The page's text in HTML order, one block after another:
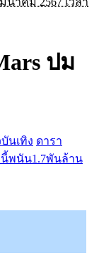
ปม
นเทิง ดารา
นี้พนัน1.7พันล้าน